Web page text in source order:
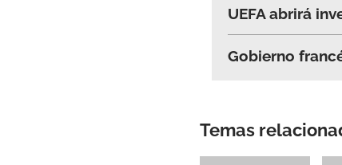
UEFA abrirá
Gobierno
Temas